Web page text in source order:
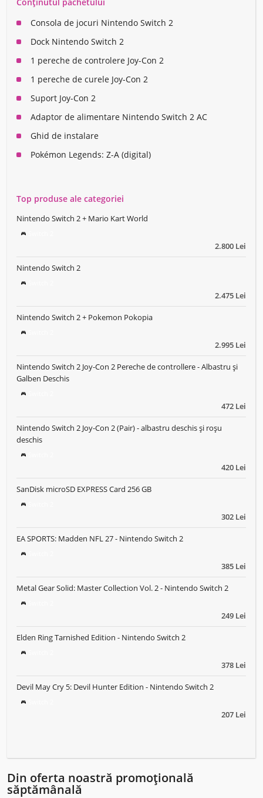
Consola de jocuri Nintendo Switch 2
Dock Nintendo Switch 2
1 pereche de controlere Joy-Con 2
1 pereche de curele Joy-Con 2
Suport Joy-Con 2
Adaptor de alimentare Nintendo Switch 2 AC
Ghid de instalare
Pokémon Legends: Z-A (digital)
Top produse ale categoriei
2.800 Lei
Nintendo Switch 2 + Mario Kart World
2.475 Lei
Nintendo Switch 2
2.995 Lei
Nintendo Switch 2 + Pokemon Pokopia
472 Lei
Nintendo Switch 2 Joy-Con 2 Pereche de controllere - Albastru și
Galben Deschis
420 Lei
Nintendo Switch 2 Joy-Con 2 (Pair) - albastru deschis și roșu
deschis
302 Lei
SanDisk microSD EXPRESS Card 256 GB
385 Lei
EA SPORTS: Madden NFL 27 - Nintendo Switch 2
249 Lei
Metal Gear Solid: Master Collection Vol. 2 - Nintendo Switch 2
378 Lei
Elden Ring Tarnished Edition - Nintendo Switch 2
207 Lei
Devil May Cry 5: Devil Hunter Edition - Nintendo Switch 2
Din oferta noastră promoțională
săptămânală